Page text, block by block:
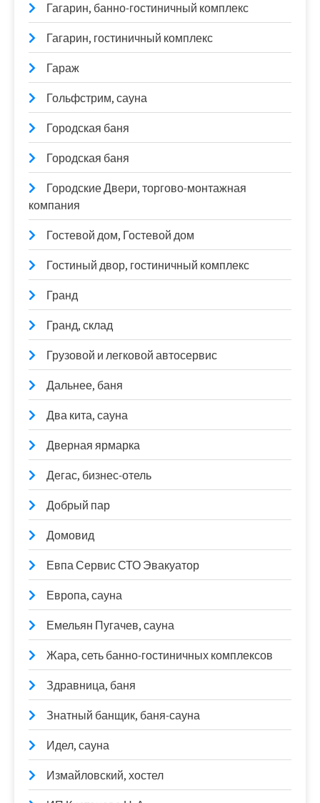
Гагарин, банно-гостиничный комплекс
Гагарин, гостиничный комплекс
Гараж
Гольфстрим, сауна
Городская баня
Городская баня
Городские Двери, торгово-монтажная
компания
Гостевой дом, Гостевой дом
Гостиный двор, гостиничный комплекс
Гранд
Гранд, склад
Грузовой и легковой автосервис
Дальнее, баня
Два кита, сауна
Дверная ярмарка
Дегас, бизнес-отель
Добрый пар
Домовид
Евпа Сервис СТО Эвакуатор
Европа, сауна
Емельян Пугачев, сауна
Жара, сеть банно-гостиничных комплексов
Здравница, баня
Знатный банщик, баня-сауна
Идел, сауна
Измайловский, хостел